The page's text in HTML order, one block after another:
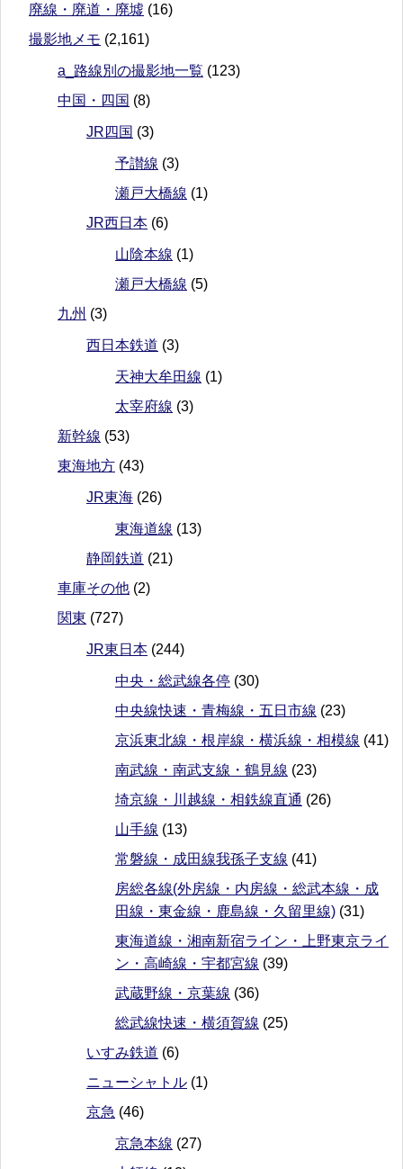
廃線・廃道・廃墟 (16)
撮影地メモ (2,161)
a_路線別の撮影地一覧 (123)
中国・四国 (8)
JR四国 (3)
予讃線 (3)
瀬戸大橋線 (1)
JR西日本 (6)
山陰本線 (1)
瀬戸大橋線 (5)
九州 (3)
西日本鉄道 (3)
天神大牟田線 (1)
太宰府線 (3)
新幹線 (53)
東海地方 (43)
JR東海 (26)
東海道線 (13)
静岡鉄道 (21)
車庫その他 (2)
関東 (727)
JR東日本 (244)
中央・総武線各停 (30)
中央線快速・青梅線・五日市線 (23)
京浜東北線・根岸線・横浜線・相模線 (41)
南武線・南武支線・鶴見線 (23)
埼京線・川越線・相鉄線直通 (26)
山手線 (13)
常磐線・成田線我孫子支線 (41)
房総各線(外房線・内房線・総武本線・成
田線・東金線・鹿島線・久留里線) (31)
東海道線・湘南新宿ライン・上野東京ライ
ン・高崎線・宇都宮線 (39)
武蔵野線・京葉線 (36)
総武線快速・横須賀線 (25)
いすみ鉄道 (6)
ニューシャトル (1)
京急 (46)
京急本線 (27)